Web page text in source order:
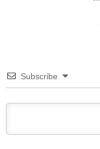
Subscribe